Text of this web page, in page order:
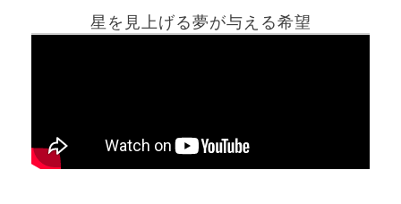
星を見上げる夢が与える希望
ホーム
最新記事動画